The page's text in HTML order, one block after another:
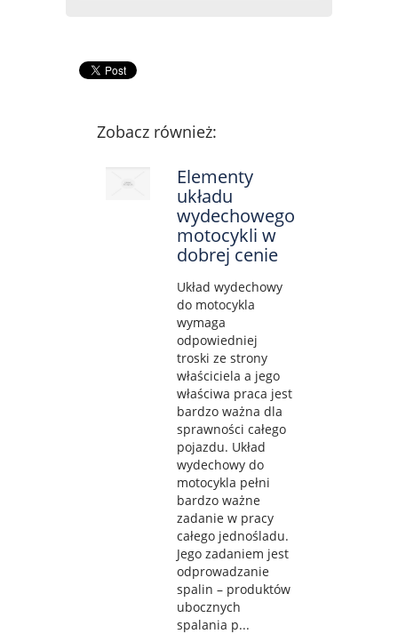
Zobacz również:
Elementy
układu
wydechowego
motocykli w
dobrej cenie
Układ wydechowy
do motocykla
wymaga
odpowiedniej
troski ze strony
właściciela a jego
właściwa praca jest
bardzo ważna dla
sprawności całego
pojazdu. Układ
wydechowy do
motocykla pełni
bardzo ważne
zadanie w pracy
całego jednośladu.
Jego zadaniem jest
odprowadzanie
spalin – produktów
ubocznych
spalania p...